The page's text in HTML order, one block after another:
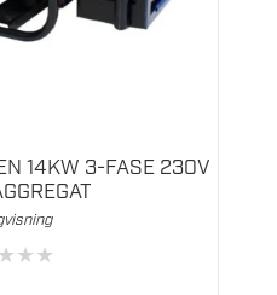
14KW 3-FASE 230V
★★★